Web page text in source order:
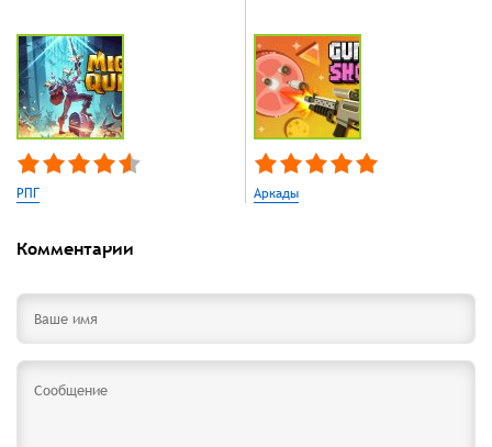
РПГ Аркады
Комментарии